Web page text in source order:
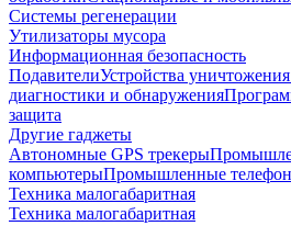
Системы регенерации
Утилизаторы мусора
Информационная безопасность
ПодавителиУстройства
диагностики и обнаружения
защита
Другие гаджеты
Автономные GPS трекеры
компьютерыПромышленные
Техника малогабаритная
Техника малогабаритная